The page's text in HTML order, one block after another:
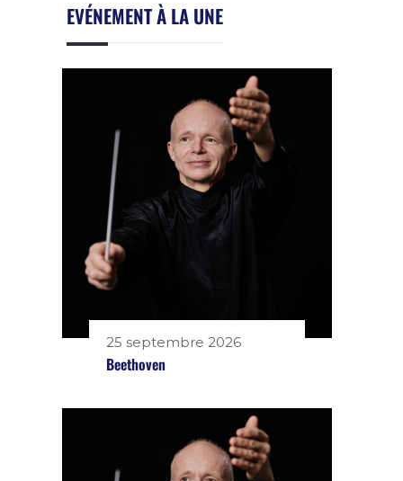
EVÉNEMENT À LA UNE
25 septembre 2026
Beethoven